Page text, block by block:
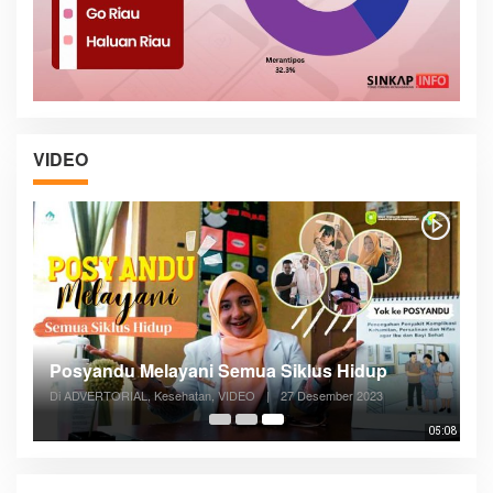
VIDEO
05:08
Posyandu Melayani Semua Siklus Hidup
Di ADVERTORIAL, Kesehatan, VIDEO | 27 Desember 2023